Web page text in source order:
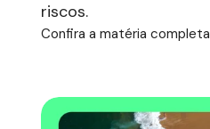
riscos.
Confira a matéria completa